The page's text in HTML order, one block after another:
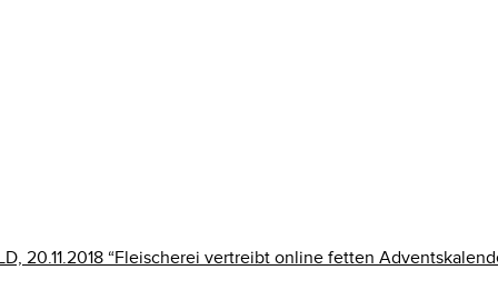
20.11.2018 “Fleischerei vertreibt online fetten